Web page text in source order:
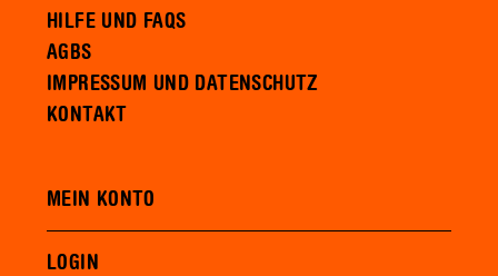
HILFE UND FAQS
AGBS
IMPRESSUM UND DATENSCHUTZ
KONTAKT
MEIN KONTO
LOGIN